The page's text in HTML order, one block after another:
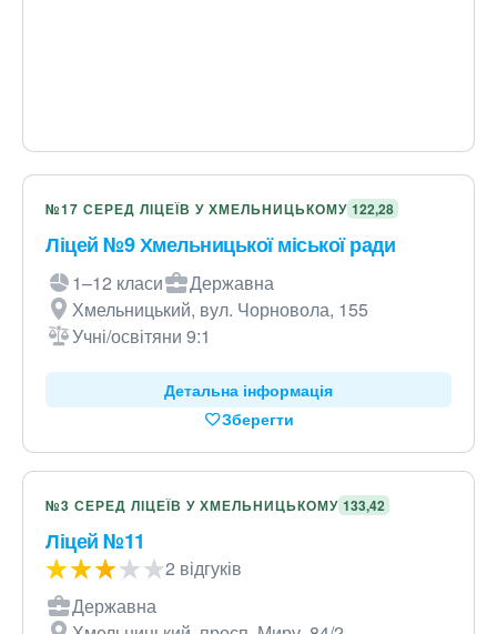
№17 СЕРЕД ЛІЦЕЇВ У ХМЕЛЬНИЦЬКОМУ 122,28
Ліцей №9 Хмельницької міської ради
1–12 класи
Державна
Хмельницький, вул. Чорновола, 155
Учні/освітяни 9:1
Детальна інформація
Зберегти
№3 СЕРЕД ЛІЦЕЇВ У ХМЕЛЬНИЦЬКОМУ 133,42
Ліцей №11
2 відгуків
Державна